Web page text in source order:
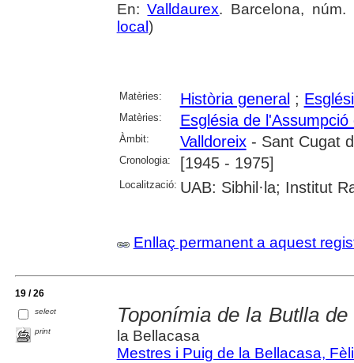
En:Valldaurex. Barcelona,
local )
Matèries: Història general ;
Matèries: Església de l'Assumpció
Àmbit: Valldoreix- Sant Cugat
Cronologia: [1945 - 1975]
Localització: UAB: Sibhil·la; Institut
Enllaç permanent a aquest
19 / 26
select
print
Toponímia de la Butlla
la Bellacasa
Mestres i Puig de la Bellacasa,